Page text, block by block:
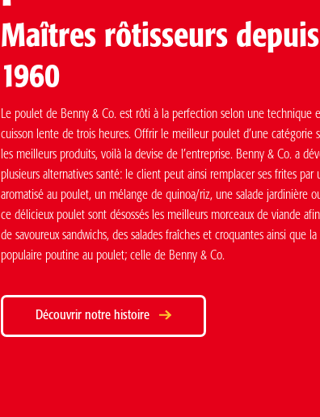
Maîtres rôtisseurs depuis
1960
Le poulet de Benny & Co. est rôti à la perfection selon une technique
cuisson lente de trois heures. Offrir le meilleur poulet d’une catégorie
les meilleurs produits, voilà la devise de l’entreprise. Benny & Co. a
plusieurs alternatives santé: le client peut ainsi remplacer ses frites par
aromatisé au poulet, un mélange de quinoa/riz, une salade jardinière
ce délicieux poulet sont désossés les meilleurs morceaux de viande
de savoureux sandwichs, des salades fraîches et croquantes ainsi que la
populaire poutine au poulet; celle de Benny & Co.
Découvrir notre histoire